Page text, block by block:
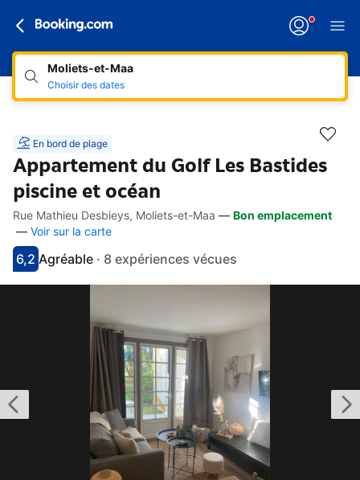
Moliets-et-Maa
Choisir des dates
En bord de plage
Appartement du Golf Les Bastides
piscine et océan
Accès rapides
Aller à la description
Aller aux équipements
Aller aux hébergements
Aller aux conditions
Rue Mathieu Desbieys, Moliets-et-Maa — Bon emplacement
— Voir sur la carte
Avec une note de 6.2
6,2
agréableAgréable · 8 expériences vécues